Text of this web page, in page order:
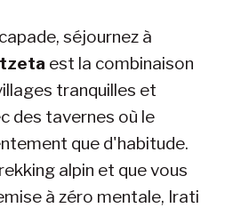
séjournez à
est la combinaison
tranquilles et
des tavernes où le
que d'habitude.
alpin et que vous
à zéro mentale, Irati